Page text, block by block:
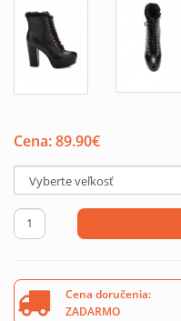
Cena:89.90€
Cena doručenia:
ZADARMO